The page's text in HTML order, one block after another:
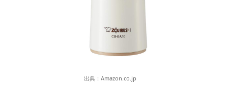
出典： Amazon.co.jp